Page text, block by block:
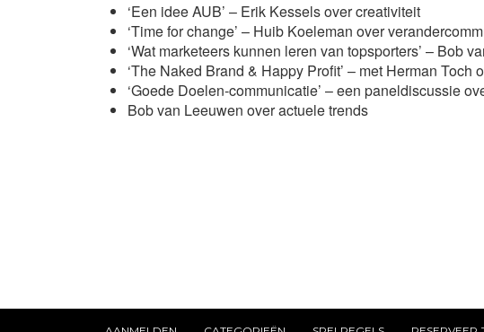
‘Een idee AUB’ – Erik Kessels over creativiteit
‘Time for change’ – Huib Koeleman over
‘Wat marketeers kunnen leren van topsporters’ – Bob
‘The Naked Brand & Happy Profit’ – met Herman Toch
‘Goede Doelen-communicatie’ – een paneldiscussie
Bob van Leeuwen over actuele trends